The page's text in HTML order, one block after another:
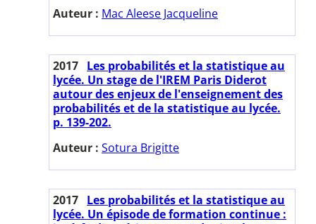
Auteur : Mac Aleese Jacqueline
2017 Les probabilités et la statistique au
lycée. Un stage de l'IREM Paris Diderot
autour des enjeux de l'enseignement des
probabilités et de la statistique au lycée.
p. 139-202.
Auteur : Sotura Brigitte
2017 Les probabilités et la statistique au
lycée. Un épisode de formation continue :